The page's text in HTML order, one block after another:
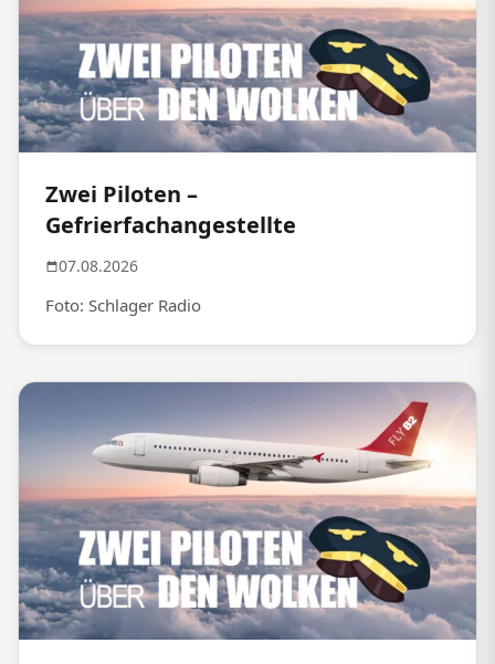
Zwei Piloten –
Gefrierfachangestellte
07.08.2026
Foto: Schlager Radio